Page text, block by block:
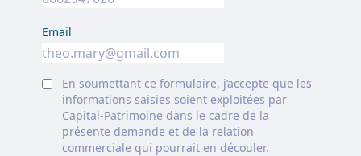
Email
En soumettant ce formulaire, j’accepte que les
informations saisies soient exploitées par
Capital-Patrimoine dans le cadre de la
présente demande et de la relation
commerciale qui pourrait en découler.